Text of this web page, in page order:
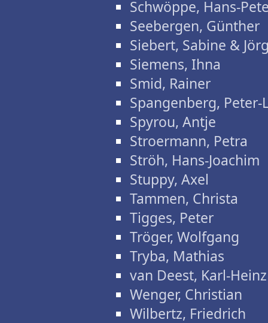
Schwöppe, Hans-
Seebergen, Günther
Siebert, Sabine &
Siemens, Ihna
Smid, Rainer
Spangenberg, Peter-
Spyrou, Antje
Stroermann, Petra
Ströh, Hans-Joachim
Stuppy, Axel
Tammen, Christa
Tigges, Peter
Tröger, Wolfgang
Tryba, Mathias
van Deest, Karl-Heinz
Wenger, Christian
Wilbertz, Friedrich